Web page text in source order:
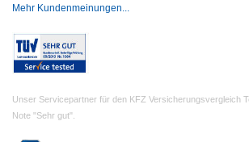
Mehr Kundenmeinungen...
Unser Servicepartner für den KFZ Versicherungsvergleich
Note "Sehr gut".